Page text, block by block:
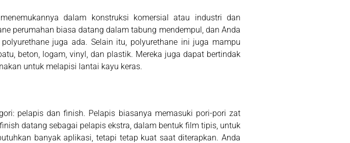
dalam konstruksi komersial atau industri dan
perumahan biasa datang dalam tabung mendempul, dan Anda
juga ada. Selain itu, polyurethane ini juga mampu
beton, logam, vinyl, dan plastik. Mereka juga dapat bertindak
untuk melapisi lantai kayu keras.
pelapis dan finish. Pelapis biasanya memasuki pori-pori zat
datang sebagai pelapis ekstra, dalam bentuk film tipis, untuk
banyak aplikasi, tetapi tetap kuat saat diterapkan. Anda